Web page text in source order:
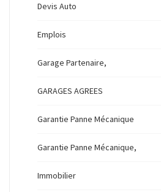
Devis Auto
Emplois
Garage Partenaire,
GARAGES AGREES
Garantie Panne Mécanique
Garantie Panne Mécanique,
Immobilier